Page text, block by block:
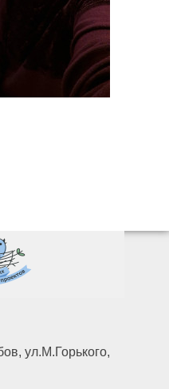
ул.М.Горького,